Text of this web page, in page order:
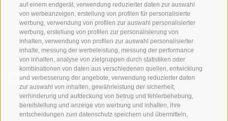
auf einem endgerät, verwendung reduzierter daten zur auswahl
von werbeanzeigen, erstellung von profilen für personalisierte
werbung, verwendung von profilen zur auswahl personalisierter
werbung, erstellung von profilen zur personalisierung von
inhalten, verwendung von profilen zur auswahl personalisierter
inhalte, messung der werbeleistung, messung der performance
von inhalten, analyse von zielgruppen durch statistiken oder
kombinationen von daten aus verschiedenen quellen, entwicklung
und verbesserung der angebote, verwendung reduzierter daten
zur auswahl von inhalten, gewährleistung der sicherheit,
verhinderung und aufdeckung von betrug und fehlerbehebung,
bereitstellung und anzeige von werbung und inhalten, ihre
entscheidungen zum datenschutz speichern und übermitteln,
Tourismusgenossenschaft Gsiesertal - Welsberg - Taisten in
Südtirol
St. Martin 10a I-39030 Gsiesertal
Sei jederzeit informiert und up to date!